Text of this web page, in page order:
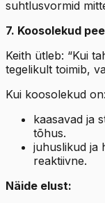
suhtlusvormid
7. Koosolekud
Keith ütleb: “Kui
tegelikult toimib,
Kui koosolekud on:
kaasavad ja
tõhus.
juhuslikud ja
reaktiivne.
Näide elust: